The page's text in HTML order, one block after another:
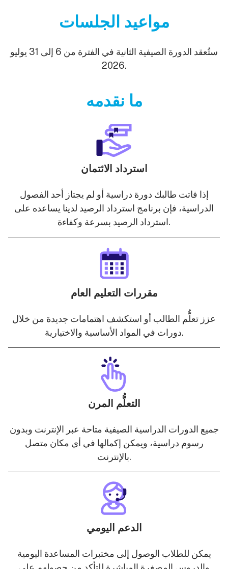
مواعيد الجلسات
ستُعقد الدورة الصيفية الثانية في الفترة من 6 إلى 31 يوليو
2026.
ما نقدمه
استرداد الائتمان
إذا فاتت طالبك دورة دراسية أو لم يجتاز أحد الفصول
الدراسية، فإن برنامج استرداد الرصيد لدينا يساعده على
استرداد الرصيد بسرعة وكفاءة.
مقررات التعليم العام
عزز تعلُّم الطالب أو استكشف اهتمامات جديدة من خلال
دورات في المواد الأساسية والاختيارية.
التعلُّم المرن
جميع الدورات الدراسية الصيفية متاحة عبر الإنترنت وبدون
رسوم دراسية، ويمكن إكمالها في أي مكان متصل
بالإنترنت.
الدعم اليومي
يمكن للطلاب الوصول إلى مختبرات المساعدة اليومية